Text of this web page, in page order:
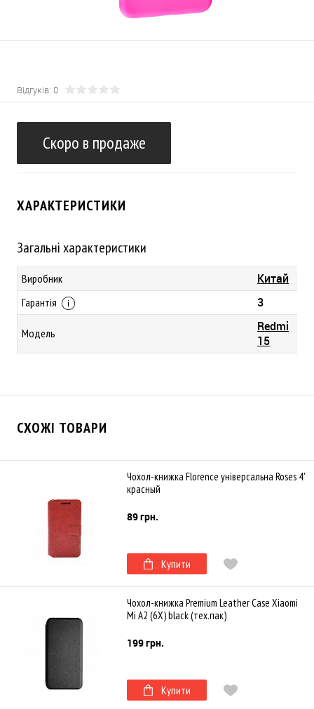
Відгуків: 0
Скоро в продаже
ХАРАКТЕРИСТИКИ
Загальні характеристики
Виробник Китай
Гарантія 3
Модель
Redmi
15
СХОЖІ ТОВАРИ
Чохол-книжка Florence універсальна Roses 4'
красный
89 грн.
Купити
Чохол-книжка Premium Leather Case Xiaomi
Mi A2 (6X) black (тех.пак)
199 грн.
Купити